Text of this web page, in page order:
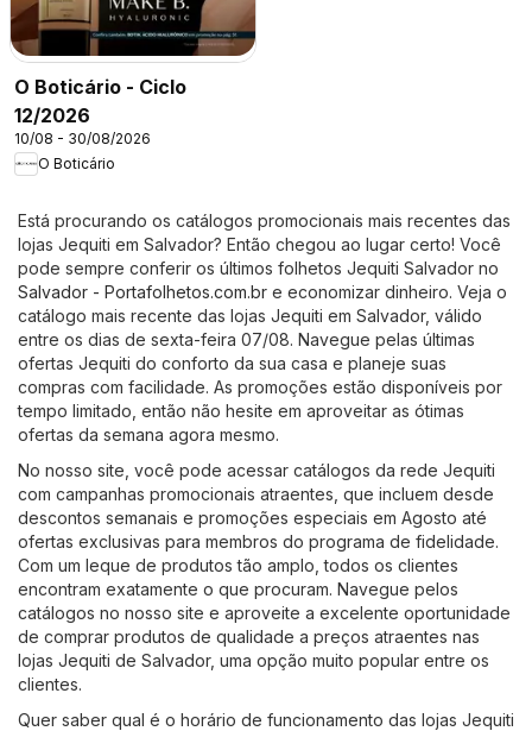
O Boticário - Ciclo
12/2026
10/08 - 30/08/2026
O Boticário
Está procurando os catálogos promocionais mais recentes das
lojas Jequiti em Salvador? Então chegou ao lugar certo! Você
pode sempre conferir os últimos folhetos Jequiti Salvador no
Salvador - Portafolhetos.com.br e economizar dinheiro. Veja o
catálogo mais recente das lojas Jequiti em Salvador, válido
entre os dias de sexta-feira 07/08. Navegue pelas últimas
ofertas Jequiti do conforto da sua casa e planeje suas
compras com facilidade. As promoções estão disponíveis por
tempo limitado, então não hesite em aproveitar as ótimas
ofertas da semana agora mesmo.
No nosso site, você pode acessar catálogos da rede Jequiti
com campanhas promocionais atraentes, que incluem desde
descontos semanais e promoções especiais em Agosto até
ofertas exclusivas para membros do programa de fidelidade.
Com um leque de produtos tão amplo, todos os clientes
encontram exatamente o que procuram. Navegue pelos
catálogos no nosso site e aproveite a excelente oportunidade
de comprar produtos de qualidade a preços atraentes nas
lojas Jequiti de Salvador, uma opção muito popular entre os
clientes.
Quer saber qual é o horário de funcionamento das lojas Jequiti